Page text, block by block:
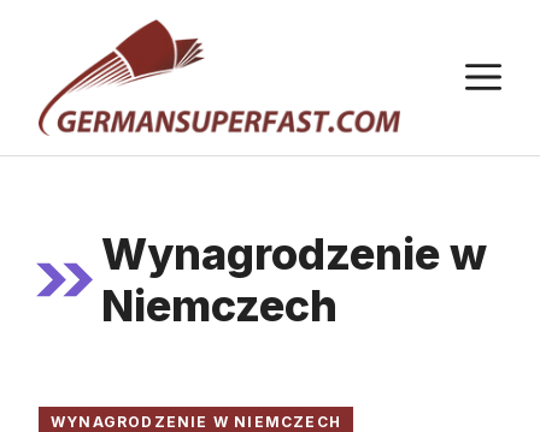
treści
Wynagrodzenie w
Niemczech
WYNAGRODZENIE W NIEMCZECH